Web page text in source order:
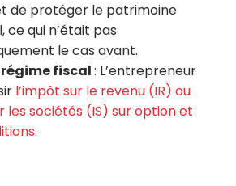
de protéger le patrimoine
ce qui n’était pas
le cas avant.
fiscal: L’entrepreneur
l’impôt sur le revenu (IR) ou
les sociétés (IS) sur option et
.